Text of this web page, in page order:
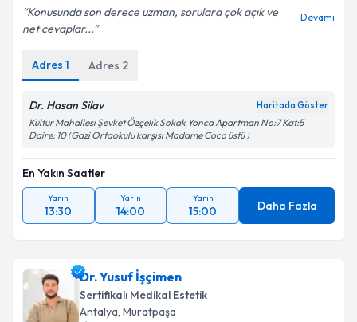
Konusunda son derece uzman, sorulara çok açık ve
net cevaplar...
Devamı
Adres 1 Adres 2
Dr. Hasan Silav Haritada Göster
Kültür Mahallesi Şevket Özçelik Sokak Yonca Apartman No:7 Kat:5
Daire: 10 (Gazi Ortaokulu karşısı Madame Coco üstü )
En Yakın Saatler
Yarın
13:30
Yarın
14:00
Yarın
15:00 Daha Fazla
Dr. Yusuf İşçimen
Sertifikalı Medikal Estetik
Antalya, Muratpaşa